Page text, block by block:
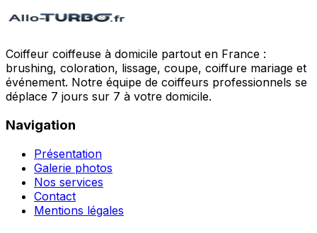
Coiffeur coiffeuse à domicile partout en France :
brushing, coloration, lissage, coupe, coiffure mariage et
événement. Notre équipe de coiffeurs professionnels se
déplace 7 jours sur 7 à votre domicile.
Navigation
Présentation
Galerie photos
Nos services
Contact
Mentions légales